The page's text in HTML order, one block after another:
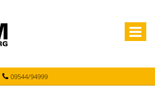
09544/94999